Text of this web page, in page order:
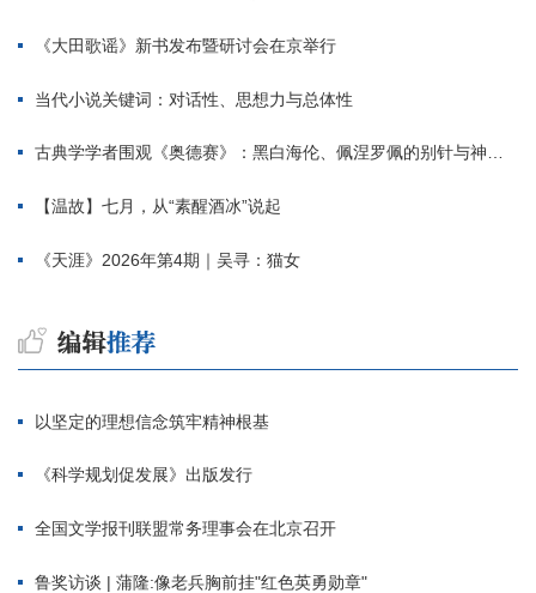
《大田歌谣》新书发布暨研讨会在京举行
当代小说关键词：对话性、思想力与总体性
古典学学者围观《奥德赛》：黑白海伦、佩涅罗佩的别针与神秘入侵者
【温故】七月，从“素醒酒冰”说起
《天涯》2026年第4期｜吴寻：猫女
以坚定的理想信念筑牢精神根基
《科学规划促发展》出版发行
全国文学报刊联盟常务理事会在北京召开
鲁奖访谈 | 蒲隆:像老兵胸前挂"红色英勇勋章"